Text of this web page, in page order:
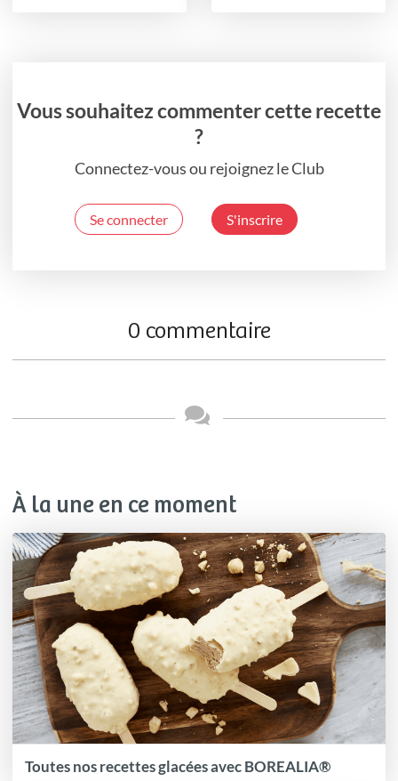
Vous souhaitez commenter cette recette
?
Connectez-vous ou rejoignez le Club
Se connecter S'inscrire
0 commentaire
À la une en ce moment
Toutes nos recettes glacées avec BOREALIA®